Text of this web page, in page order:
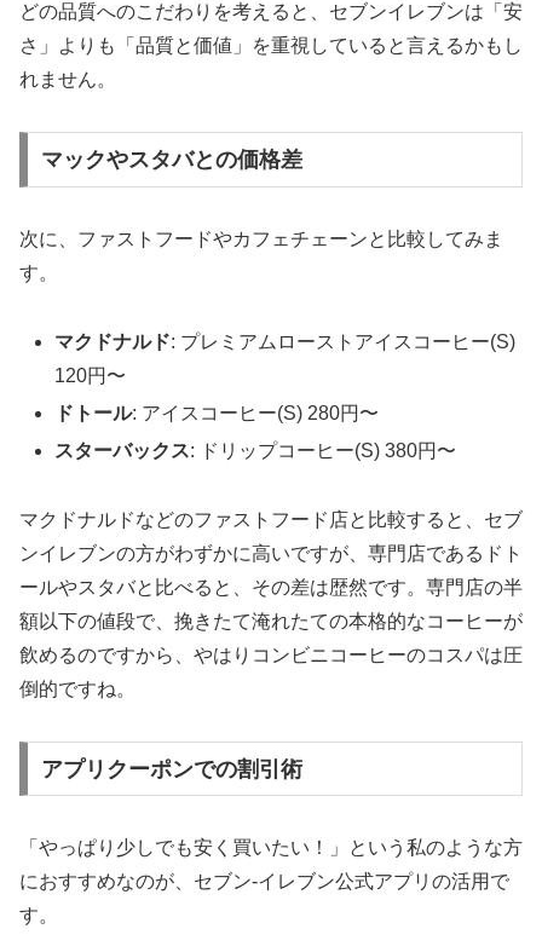
どの品質へのこだわりを考えると、セブンイレブンは 「安
さ」よりも「品質と価値」を重視している と言えるかもし
れません。
マックやスタバとの価格差
次に、ファストフードやカフェチェーンと比較してみま
す。
マクドナルド: プレミアムローストアイスコーヒー(S)
120円〜
ドトール: アイスコーヒー(S) 280円〜
スターバックス: ドリップコーヒー(S) 380円〜
マクドナルドなどのファストフード店と比較すると、セブ
ンイレブンの方がわずかに高いですが、専門店であるドト
ールやスタバと比べると、その差は歴然です。専門店の半
額以下の値段で、挽きたて淹れたての本格的なコーヒーが
飲めるのですから、やはり コンビニコーヒーのコスパは圧
倒的ですね。
アプリクーポンでの割引術
「やっぱり少しでも安く買いたい！」という私のような方
におすすめなのが、セブン-イレブン公式アプリの活用で
す。